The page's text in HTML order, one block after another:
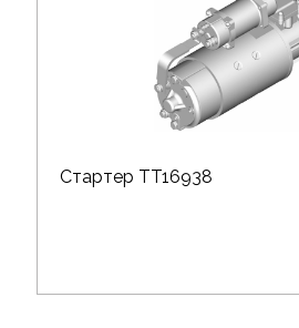
Стартер TT16938